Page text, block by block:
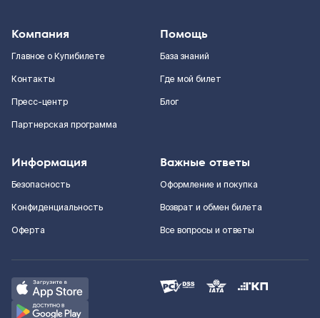
Компания
Главное о Купибилете
Контакты
Пресс-центр
Партнерская программа
Помощь
База знаний
Где мой билет
Блог
Информация
Безопасность
Конфиденциальность
Оферта
Важные ответы
Оформление и покупка
Возврат и обмен билета
Все вопросы и ответы